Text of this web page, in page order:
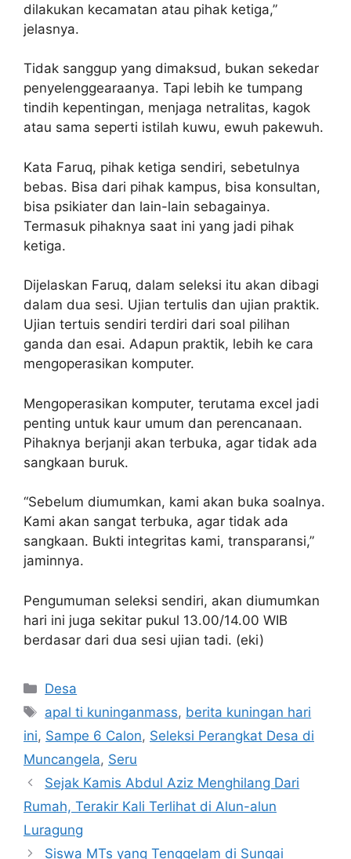
dilakukan kecamatan atau pihak ketiga,”
jelasnya.
Tidak sanggup yang dimaksud, bukan sekedar
penyelenggearaanya. Tapi lebih ke tumpang
tindih kepentingan, menjaga netralitas, kagok
atau sama seperti istilah kuwu, ewuh pakewuh.
Kata Faruq, pihak ketiga sendiri, sebetulnya
bebas. Bisa dari pihak kampus, bisa konsultan,
bisa psikiater dan lain-lain sebagainya.
Termasuk pihaknya saat ini yang jadi pihak
ketiga.
Dijelaskan Faruq, dalam seleksi itu akan dibagi
dalam dua sesi. Ujian tertulis dan ujian praktik.
Ujian tertuis sendiri terdiri dari soal pilihan
ganda dan esai. Adapun praktik, lebih ke cara
mengoperasikan komputer.
Mengoperasikan komputer, terutama excel jadi
penting untuk kaur umum dan perencanaan.
Pihaknya berjanji akan terbuka, agar tidak ada
sangkaan buruk.
“Sebelum diumumkan, kami akan buka soalnya.
Kami akan sangat terbuka, agar tidak ada
sangkaan. Bukti integritas kami, transparansi,”
jaminnya.
Pengumuman seleksi sendiri, akan diumumkan
hari ini juga sekitar pukul 13.00/14.00 WIB
berdasar dari dua sesi ujian tadi. (eki)
Kategori
Desa
Tag
apal ti kuninganmass, berita kuningan hari
ini, Sampe 6 Calon, Seleksi Perangkat Desa di
Muncangela, Seru
Sejak Kamis Abdul Aziz Menghilang Dari
Rumah, Terakir Kali Terlihat di Alun-alun
Luragung
Siswa MTs yang Tenggelam di Sungai